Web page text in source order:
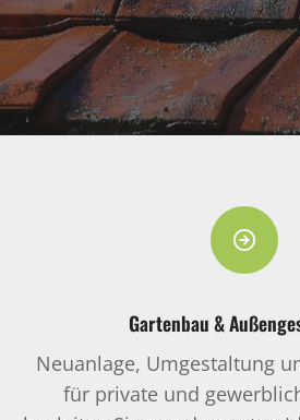
Gartenbau &
Neuanlage, Umgestaltung
für private und